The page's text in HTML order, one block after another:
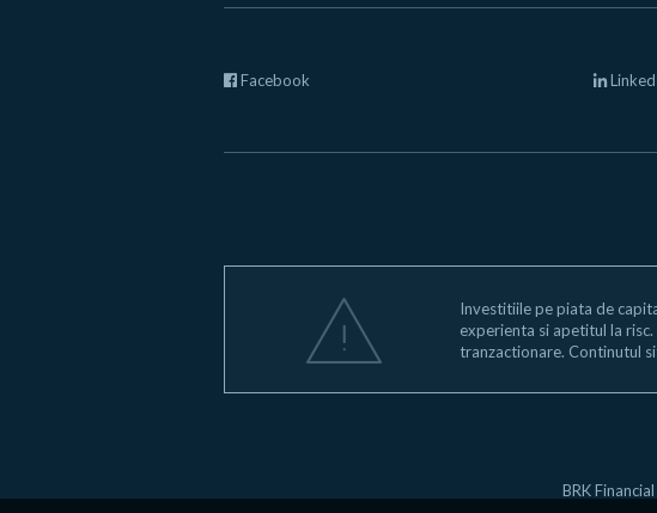
Facebook
Investitiile pe piata de
experienta si apetitul la
tranzactionare. Continutul
BRK